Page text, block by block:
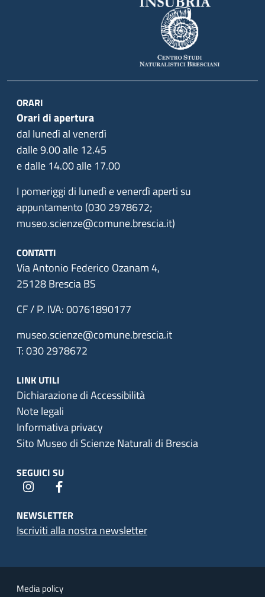
ORARI
Orari di apertura
dal lunedì al venerdì
dalle 9.00 alle 12.45
e dalle 14.00 alle 17.00
I pomeriggi di lunedì e venerdì aperti su
appuntamento (030 2978672;
museo.scienze@comune.brescia.it)
CONTATTI
Via Antonio Federico Ozanam 4,
25128 Brescia BS
CF / P. IVA: 00761890177
museo.scienze@comune.brescia.it
T: 030 2978672
LINK UTILI
Dichiarazione di Accessibilità
Note legali
Informativa privacy
Sito Museo di Scienze Naturali di Brescia
SEGUICI SU
instagram
NEWSLETTER
Iscriviti alla nostra newsletter
Media policy